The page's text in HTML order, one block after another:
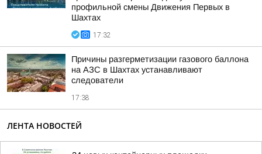
профильной смены Движения Первых в
Шахтах
17:32
Причины разгерметизации газового баллона
на АЗС в Шахтах устанавливают
следователи
17:38
ЛЕНТА НОВОСТЕЙ